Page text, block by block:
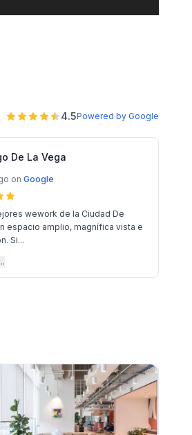
4.5Powered by Google
De La Vega
on Google
wework de la Ciudad De
espacio amplio, magnífica vista e
Si...